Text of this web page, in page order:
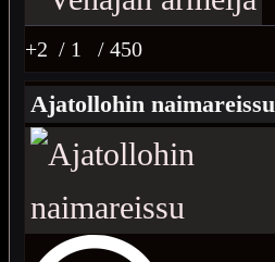
+2 / 1 / 450
Ajatollohin naimareissu